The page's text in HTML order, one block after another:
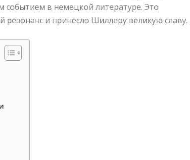
событием в немецкой литературе. Это
резонанс и принесло Шиллеру великую славу.